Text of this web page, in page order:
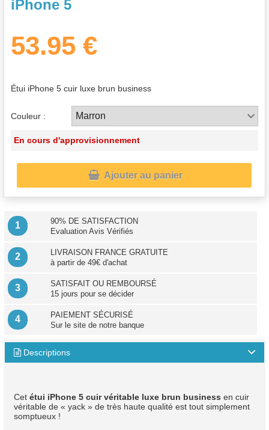
iPhone 5
53.95 €
Étui iPhone 5 cuir luxe brun business
Couleur :
En cours d'approvisionnement
Ajouter au panier
1
90% DE SATISFACTION
Evaluation Avis Vérifiés
2
LIVRAISON FRANCE GRATUITE
à partir de 49€ d'achat
3
SATISFAIT OU REMBOURSÉ
15 jours pour se décider
4
PAIEMENT SÉCURISÉ
Sur le site de notre banque
Descriptions
Cet étui iPhone 5 cuir véritable luxe brun business en cuir
véritable de « yack » de très haute qualité est tout simplement
somptueux !